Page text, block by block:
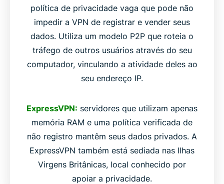
política de privacidade vaga que pode não
impedir a VPN de registrar e vender seus
dados. Utiliza um modelo P2P que roteia o
tráfego de outros usuários através do seu
computador, vinculando a atividade deles ao
seu endereço IP.
ExpressVPN: servidores que utilizam apenas
memória RAM e uma política verificada de
não registro mantêm seus dados privados. A
ExpressVPN também está sediada nas Ilhas
Virgens Britânicas, local conhecido por
apoiar a privacidade.